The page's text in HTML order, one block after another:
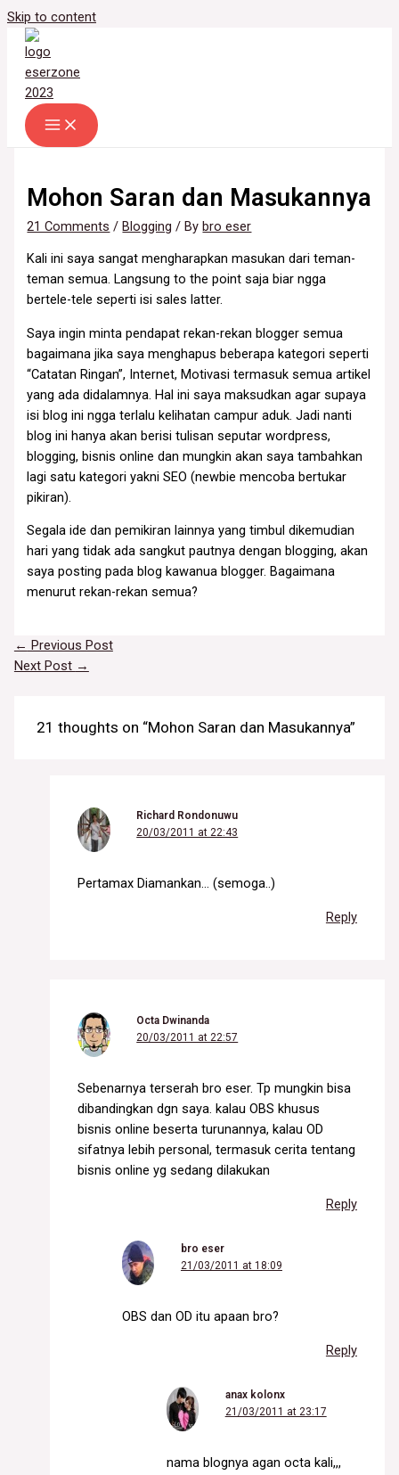
Skip to content
Mohon Saran dan Masukannya
21 Comments /Blogging / Bybro eser
Kali ini saya sangat mengharapkan masukan dari teman-
teman semua. Langsung to the point saja biar ngga
bertele-tele seperti isi sales latter.
Saya ingin minta pendapat rekan-rekan blogger semua
bagaimana jika saya menghapus beberapa kategori seperti
“Catatan Ringan”, Internet, Motivasi termasuk semua artikel
yang ada didalamnya. Hal ini saya maksudkan agar supaya
isi blog ini ngga terlalu kelihatan campur aduk. Jadi nanti
blog ini hanya akan berisi tulisan seputar wordpress,
blogging, bisnis online dan mungkin akan saya tambahkan
lagi satu kategori yakni SEO (newbie mencoba bertukar
pikiran).
Segala ide dan pemikiran lainnya yang timbul dikemudian
hari yang tidak ada sangkut pautnya dengan blogging, akan
saya posting pada blog kawanua blogger. Bagaimana
menurut rekan-rekan semua?
← Previous Post
Next Post →
21 thoughts on “Mohon Saran dan Masukannya”
Richard Rondonuwu
20/03/2011 at 22:43
Pertamax Diamankan… (semoga..)
Reply
Octa Dwinanda
20/03/2011 at 22:57
Sebenarnya terserah bro eser. Tp mungkin bisa
dibandingkan dgn saya. kalau OBS khusus
bisnis online beserta turunannya, kalau OD
sifatnya lebih personal, termasuk cerita tentang
bisnis online yg sedang dilakukan
Reply
bro eser
21/03/2011 at 18:09
OBS dan OD itu apaan bro?
Reply
anax kolonx
21/03/2011 at 23:17
nama blognya agan octa kali,,,